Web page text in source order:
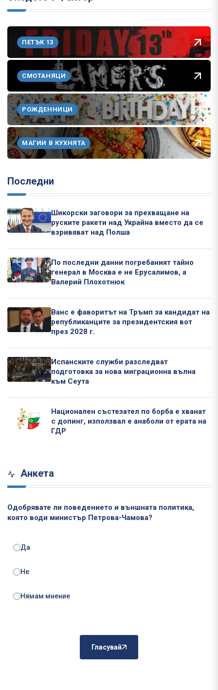
ПЕТЪК 13
СМОТАНЯЦИ
РОЖДЕННИЦИ
МАГИИ В КУХНЯТА
Последни
Шикорски заговори за прехващане на
руските ракети над Украйна вместо да се
взривяват над Полша
По последни данни погребаният тайно
генерал в Москва е не Ерусалимов, а
Валерий Плохотнюк
Ванс е фаворитът на Тръмп за кандидат на
републиканците за президентския вот
през 2028 г.
Испанските служби разследват
подготовка за нова миграционна вълна
към Сеута
Национален състезател по борба е хванат
с допинг, използвал е анаболи от ерата на
ГДР
Анкета
Одобрявате ли поведението и външната политика,
която води министър Петрова-Чамова?
Да
Не
Нямам мнение
Гласувай